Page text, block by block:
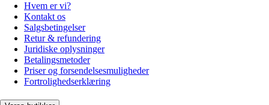
Hvem er vi?
Kontakt os
Salgsbetingelser
Retur & refundering
Juridiske oplysninger
Betalingsmetoder
Priser og forsendelsesmuligheder
Fortrolighedserklæring